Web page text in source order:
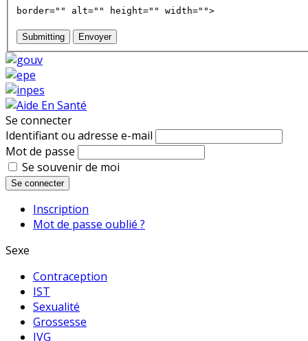
border="" alt="" height="" width="">
Submitting Envoyer
Se connecter
Identifiant ou adresse e-mail
Mot de passe
Se souvenir de moi
Se connecter
Inscription
Mot de passe oublié ?
Sexe
Contraception
IST
Sexualité
Grossesse
IVG